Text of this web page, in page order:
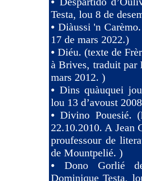
Testa, lou 8 de
• Diàussi 'n
17 de mars 2022.)
• Diéu. (texte de
à Brives, traduit par
mars 2012. )
• Dins quàuquei
lou 13 d’avoust
•Divino Pouesié.
22.10.2010. A Jean
proufessour de
de Mountpelié. )
• Dono Gorlié
Dominique Testa,